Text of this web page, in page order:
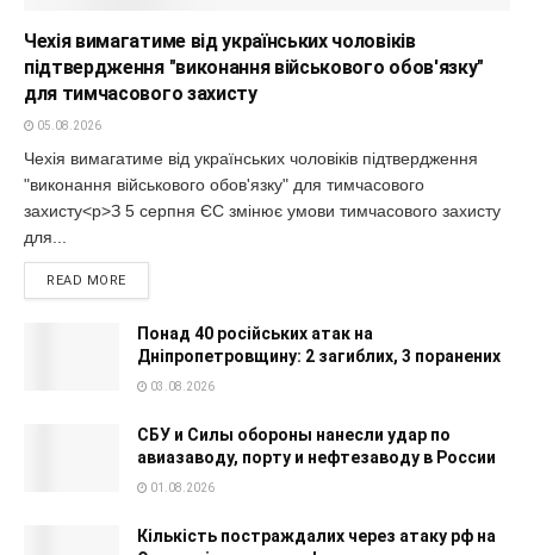
Чехія вимагатиме від українських чоловіків
підтвердження "виконання військового обов'язку"
для тимчасового захисту
05.08.2026
Чехія вимагатиме від українських чоловіків підтвердження
"виконання військового обов'язку" для тимчасового
захисту<p>З 5 серпня ЄС змінює умови тимчасового захисту
для...
READ MORE
Понад 40 російських атак на
Дніпропетровщину: 2 загиблих, 3 поранених
03.08.2026
СБУ и Силы обороны нанесли удар по
авиазаводу, порту и нефтезаводу в России
01.08.2026
Кількість постраждалих через атаку рф на